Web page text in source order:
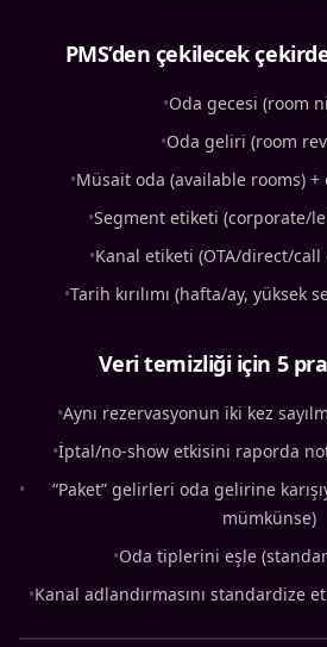
PMS’den çekilecek
•Oda gecesi (room
•Oda geliri (room
•Müsait oda (available rooms)
•Segment etiketi (corporate/
•Kanal etiketi (OTA/direct/
•Tarih kırılımı (hafta/ay, yüksek
Veri temizliği için 5
•Aynı rezervasyonun iki kez
•İptal/no-show etkisini raporda
•
“Paket” gelirleri oda gelirine
mümkünse)
•Oda tiplerini eşle
•Kanal adlandırmasını standardize